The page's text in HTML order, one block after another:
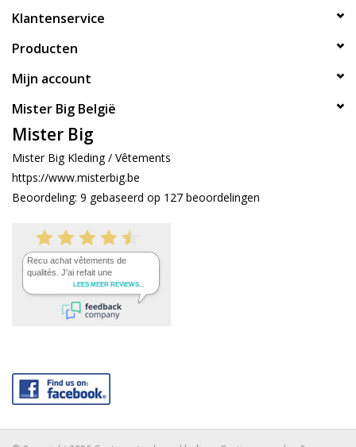
Klantenservice
Producten
Mijn account
Mister Big België
Mister Big
Mister Big Kleding / Vêtements
https://www.misterbig.be
Beoordeling: 9 gebaseerd op 127 beoordelingen